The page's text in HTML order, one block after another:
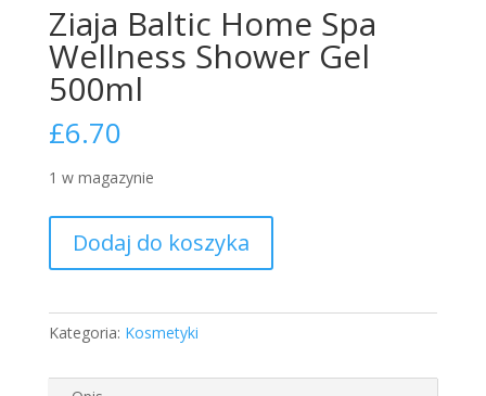
Ziaja Baltic Home Spa
Wellness Shower Gel
500ml
£6.70
1 w magazynie
Ziaja
Baltic
Spa
Shower
Dodaj do koszyka
Kategoria: Kosmetyki